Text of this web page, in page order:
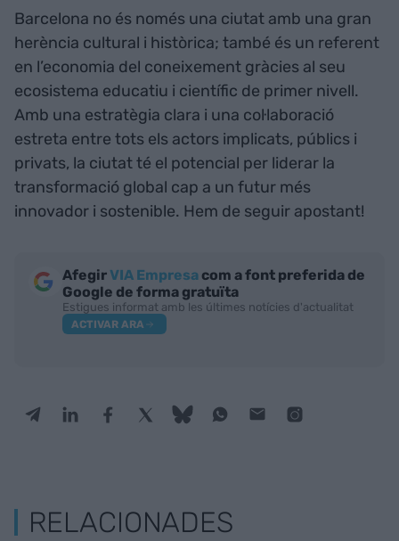
Barcelona no és només una ciutat amb una gran
herència cultural i històrica; també és un referent
en l’economia del coneixement gràcies al seu
ecosistema educatiu i científic de primer nivell.
Amb una estratègia clara i una col·laboració
estreta entre tots els actors implicats, públics i
privats, la ciutat té el potencial per liderar la
transformació global cap a un futur més
innovador i sostenible. Hem de seguir apostant!
AfegirVIA Empresa com a font preferida de
Google de forma gratuïta
Estigues informat amb les últimes notícies d'actualitat
ACTIVAR ARA
RELACIONADES